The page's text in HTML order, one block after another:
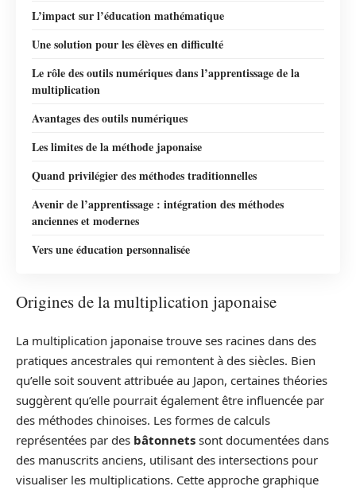
L’impact sur l’éducation mathématique
Une solution pour les élèves en difficulté
Le rôle des outils numériques dans l’apprentissage de la
multiplication
Avantages des outils numériques
Les limites de la méthode japonaise
Quand privilégier des méthodes traditionnelles
Avenir de l’apprentissage : intégration des méthodes
anciennes et modernes
Vers une éducation personnalisée
Origines de la multiplication japonaise
La multiplication japonaise trouve ses racines dans des
pratiques ancestrales qui remontent à des siècles. Bien
qu’elle soit souvent attribuée au Japon, certaines théories
suggèrent qu’elle pourrait également être influencée par
des méthodes chinoises. Les formes de calculs
représentées par des bâtonnets sont documentées dans
des manuscrits anciens, utilisant des intersections pour
visualiser les multiplications. Cette approche graphique